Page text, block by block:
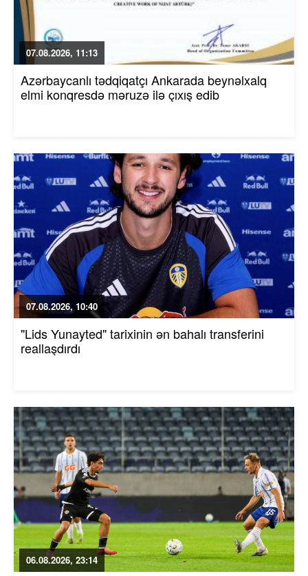
07.08.2026, 11:13
Azərbaycanlı tədqiqatçı Ankarada beynəlxalq
elmi konqresdə məruzə ilə çıxış edib
07.08.2026, 10:40
"Lids Yunayted" tarixinin ən bahalı transferini
reallaşdırdı
06.08.2026, 23:14